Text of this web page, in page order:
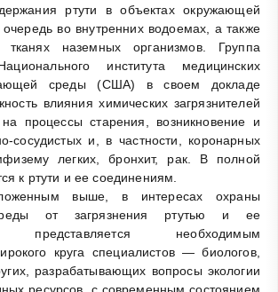
ртути в объектах окружающей
во внутренних водоемах, а также
наземных организмов. Группа
института медицинских
среды (США) в своем докладе
влияния химических загрязнителей
процессы старения, возникновение и
сосудистых и, в частности, коронарных
легких, бронхит, рак. В полной
к ртути и ее соединениям.
выше, в интересах охраны
от загрязнения ртутью и ее
представляется необходимым
круга специалистов — биологов,
разрабатывающих вопросы экологии
ресурсов, с современным состоянием